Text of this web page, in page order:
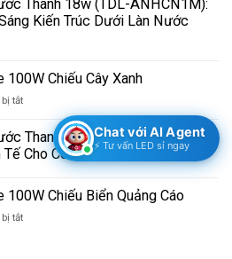
Module
100W
Tiền
Thanh 18w (TDL-ANHCN1M):
Kiến Trúc Dưới Làn Nước
Chiếu Cây Xanh
tắtở
Pha
Module
Cây
Thanh 12w (TDL-ANHCN600):
Cho Công Trình Thủy Cảnh
Chiếu Biển Quảng Cáo
tắtở
Chat với AI Agent
⚡ Tư vấn LED sỉ ngay